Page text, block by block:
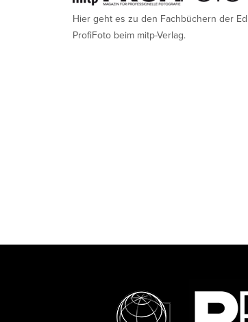
Hier geht es zu den Fachbüchern der
ProfiFoto beim mitp-Verlag.